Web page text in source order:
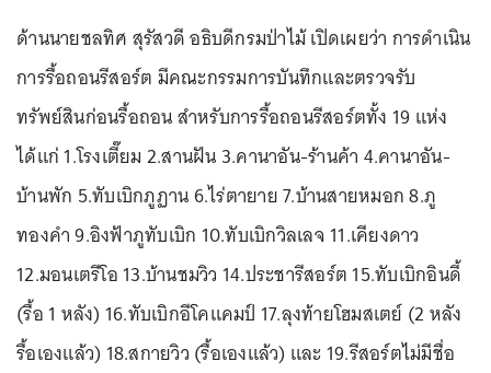
ด้านนายชลทิศ สุรัสวดี อธิบดีกรมป่าไม้ เปิดเผยว่า การดำเนิน
การรื้อถอนรีสอร์ต มีคณะกรรมการบันทึกและตรวจรับ
ทรัพย์สินก่อนรื้อถอน สำหรับการรื้อถอนรีสอร์ตทั้ง 19 แห่ง
ได้แก่ 1.โรงเตี๊ยม 2.สานฝัน 3.คานาอัน-ร้านค้า 4.คานาอัน-
บ้านพัก 5.ทับเบิกภูฏาน 6.ไร่ตายาย 7.บ้านสายหมอก 8.ภู
ทองคำ 9.อิงฟ้าภูทับเบิก 10.ทับเบิกวิลเลจ 11.เคียงดาว
12.มอนเตรีโอ 13.บ้านชมวิว 14.ประชารีสอร์ต 15.ทับเบิกอินดี้
(รื้อ 1 หลัง) 16.ทับเบิกอีโคแคมป์ 17.ลุงท้ายโฮมสเตย์ (2 หลัง
รื้อเองแล้ว) 18.สกายวิว (รื้อเองแล้ว) และ 19.รีสอร์ตไม่มีชื่อ